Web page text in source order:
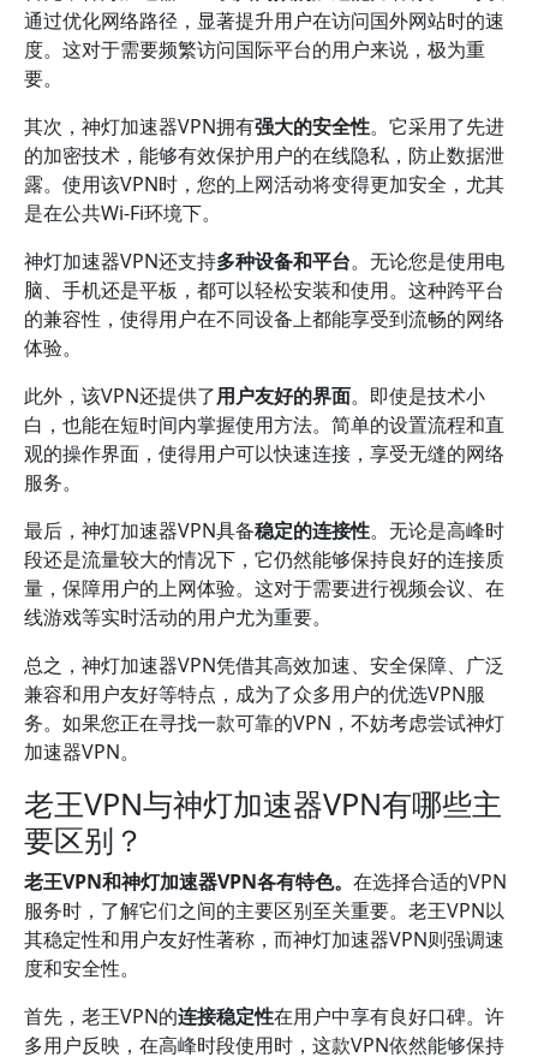
通过优化网络路径，显著提升用户在访问国外网站时的速
度。这对于需要频繁访问国际平台的用户来说，极为重
要。
其次，神灯加速器VPN拥有强大的安全性。它采用了先进
的加密技术，能够有效保护用户的在线隐私，防止数据泄
露。使用该VPN时，您的上网活动将变得更加安全，尤其
是在公共Wi-Fi环境下。
神灯加速器VPN还支持多种设备和平台。无论您是使用电
脑、手机还是平板，都可以轻松安装和使用。这种跨平台
的兼容性，使得用户在不同设备上都能享受到流畅的网络
体验。
此外，该VPN还提供了用户友好的界面。即使是技术小
白，也能在短时间内掌握使用方法。简单的设置流程和直
观的操作界面，使得用户可以快速连接，享受无缝的网络
服务。
最后，神灯加速器VPN具备稳定的连接性。无论是高峰时
段还是流量较大的情况下，它仍然能够保持良好的连接质
量，保障用户的上网体验。这对于需要进行视频会议、在
线游戏等实时活动的用户尤为重要。
总之，神灯加速器VPN凭借其高效加速、安全保障、广泛
兼容和用户友好等特点，成为了众多用户的优选VPN服
务。如果您正在寻找一款可靠的VPN，不妨考虑尝试神灯
加速器VPN。
老王VPN与神灯加速器VPN有哪些主
要区别？
老王VPN和神灯加速器VPN各有特色。 在选择合适的VPN
服务时，了解它们之间的主要区别至关重要。老王VPN以
其稳定性和用户友好性著称，而神灯加速器VPN则强调速
度和安全性。
首先，老王VPN的连接稳定性在用户中享有良好口碑。许
多用户反映，在高峰时段使用时，这款VPN依然能够保持